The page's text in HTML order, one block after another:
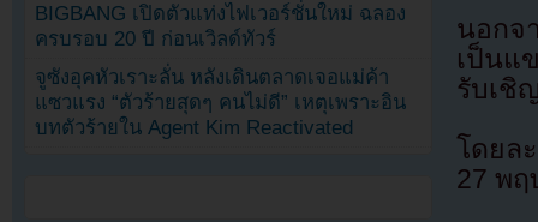
นอกจ
เป็นแ
รับเชิ
โดยล
27 พ
BIGBANG เปิดตัวแท่งไฟเวอร์ชั่นใหม่ ฉลอง
ครบรอบ 20 ปี ก่อนเวิลด์ทัวร์
จูซังอุคหัวเราะลั่น หลังเดินตลาดเจอแม่ค้า
แซวแรง “ตัวร้ายสุดๆ คนไม่ดี” เหตุเพราะอิน
บทตัวร้ายใน Agent Kim Reactivated